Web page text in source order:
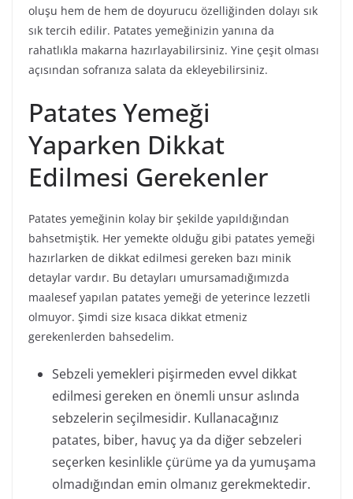
oluşu hem de hem de doyurucu özelliğinden dolayı sık
sık tercih edilir. Patates yemeğinizin yanına da
rahatlıkla makarna hazırlayabilirsiniz. Yine çeşit olması
açısından sofranıza salata da ekleyebilirsiniz.
Patates Yemeği
Yaparken Dikkat
Edilmesi Gerekenler
Patates yemeğinin kolay bir şekilde yapıldığından
bahsetmiştik. Her yemekte olduğu gibi patates yemeği
hazırlarken de dikkat edilmesi gereken bazı minik
detaylar vardır. Bu detayları umursamadığımızda
maalesef yapılan patates yemeği de yeterince lezzetli
olmuyor. Şimdi size kısaca dikkat etmeniz
gerekenlerden bahsedelim.
Sebzeli yemekleri pişirmeden evvel dikkat
edilmesi gereken en önemli unsur aslında
sebzelerin seçilmesidir. Kullanacağınız
patates, biber, havuç ya da diğer sebzeleri
seçerken kesinlikle çürüme ya da yumuşama
olmadığından emin olmanız gerekmektedir.